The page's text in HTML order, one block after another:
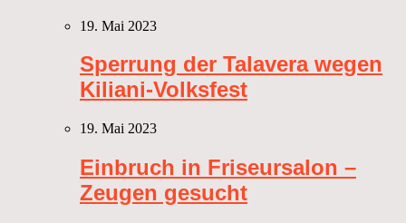
19. Mai 2023
Sperrung der Talavera wegen
Kiliani-Volksfest
19. Mai 2023
Einbruch in Friseursalon –
Zeugen gesucht